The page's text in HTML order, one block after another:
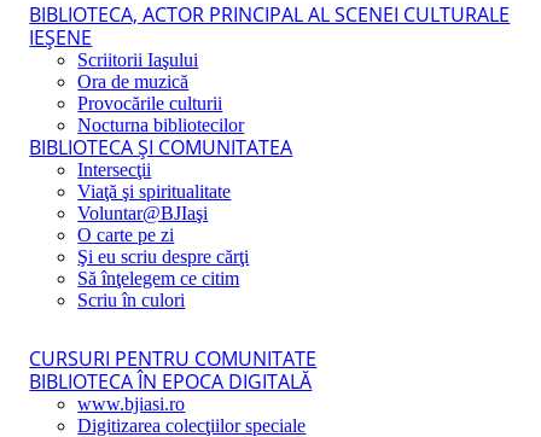
BIBLIOTECA, ACTOR PRINCIPAL AL SCENEI CULTURALE
IEŞENE
Scriitorii Iaşului
Ora de muzică
Provocările culturii
Nocturna bibliotecilor
BIBLIOTECA ŞI COMUNITATEA
Intersecţii
Viaţă şi spiritualitate
Voluntar@BJIaşi
O carte pe zi
Şi eu scriu despre cărţi
Să înţelegem ce citim
Scriu în culori
CURSURI PENTRU COMUNITATE
BIBLIOTECA ÎN EPOCA DIGITALĂ
www.bjiasi.ro
Digitizarea colecţiilor speciale